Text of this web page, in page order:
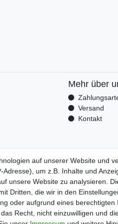
Mehr über
Versand
Kontakt
Impressum
auf unserer Website und
um z.B. Inhalte und
unsere Website zu analysieren.
Dritten, die wir in den
oder aufgrund eines
Recht, nicht einzuwilligen und